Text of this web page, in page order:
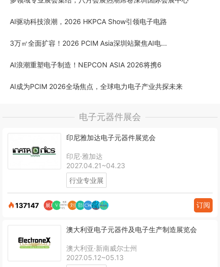
AI驱动科技浪潮，2026 HKPCA Show引领电子电路
3万㎡全面扩容！2026 PCIM Asia深圳站聚焦AI电...
AI浪潮重塑电子制造！NEPCON ASIA 2026将携6
AI成为PCIM 2026全场焦点，全球电力电子产业共探未来
电子元器件展会
印尼雅加达电子元器件展览会
印尼·雅加达
2027.04.21~04.23
行业专业展
137147 订阅
澳大利亚电子元器件及电子生产制造展览会
澳大利亚·新南威尔士州
2027.05.12~05.13